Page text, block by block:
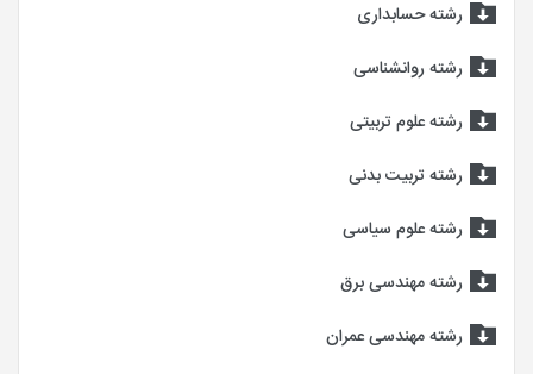
رشته حسابداری
رشته روانشناسی
رشته علوم تربیتی
رشته تربیت بدنی
رشته علوم سیاسی
رشته مهندسی برق
رشته مهندسی عمران